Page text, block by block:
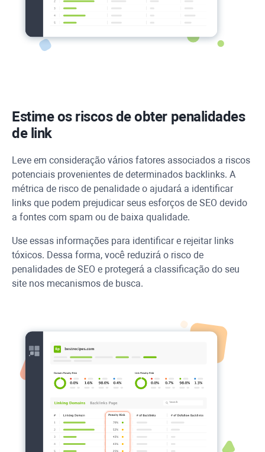
Estime os riscos de obter penalidades
de link
Leve em consideração vários fatores associados a riscos
potenciais provenientes de determinados backlinks. A
métrica de risco de penalidade o ajudará a identificar
links que podem prejudicar seus esforços de SEO devido
a fontes com spam ou de baixa qualidade.
Use essas informações para identificar e rejeitar links
tóxicos. Dessa forma, você reduzirá o risco de
penalidades de SEO e protegerá a classificação do seu
site nos mecanismos de busca.